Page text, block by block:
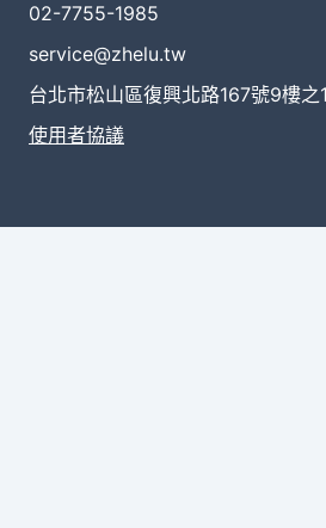
02-7755-1985
service@zhelu.tw
台北市松山區復興北路167號9樓之1
使用者協議